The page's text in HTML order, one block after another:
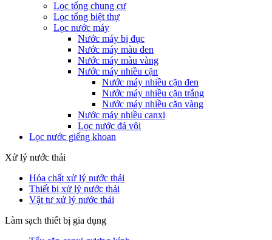
Lọc tổng chung cư
Lọc tổng biệt thự
Lọc nước máy
Nước máy bị đục
Nước máy màu đen
Nước máy màu vàng
Nước máy nhiều cặn
Nước máy nhiều cặn đen
Nước máy nhiều cặn trắng
Nước máy nhiều cặn vàng
Nước máy nhiều canxi
Lọc nước đá vôi
Lọc nước giếng khoan
Xử lý nước thải
Hóa chất xử lý nước thải
Thiết bị xử lý nước thải
Vật tư xử lý nước thải
Làm sạch thiết bị gia dụng